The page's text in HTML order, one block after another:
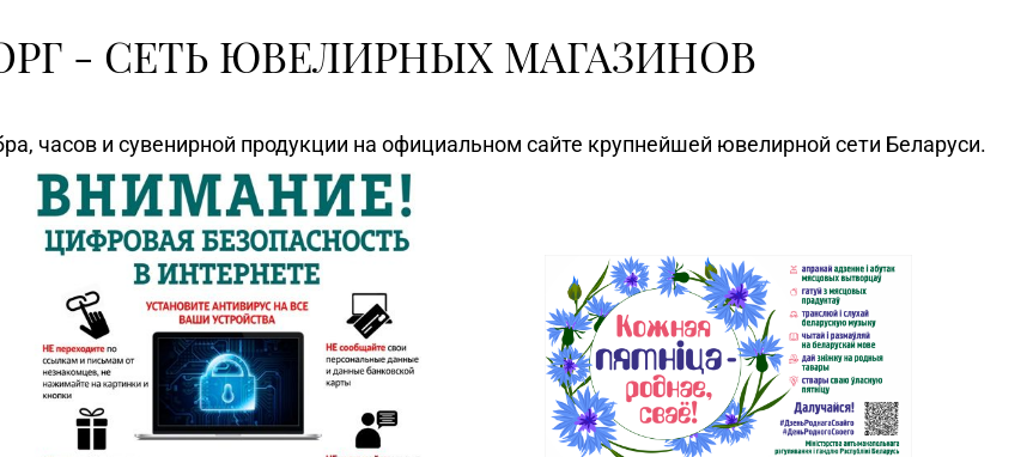
- СЕТЬ ЮВЕЛИРНЫХ МАГАЗИНОВ
часов и сувенирной продукции на официальном сайте крупнейшей ювелирной сети Беларуси.